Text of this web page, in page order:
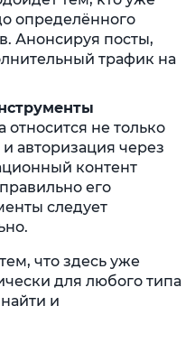
определённого
Анонсируя посты,
трафик на
относится не только
и авторизация через
контент
его
следует
что здесь уже
для любого типа
и